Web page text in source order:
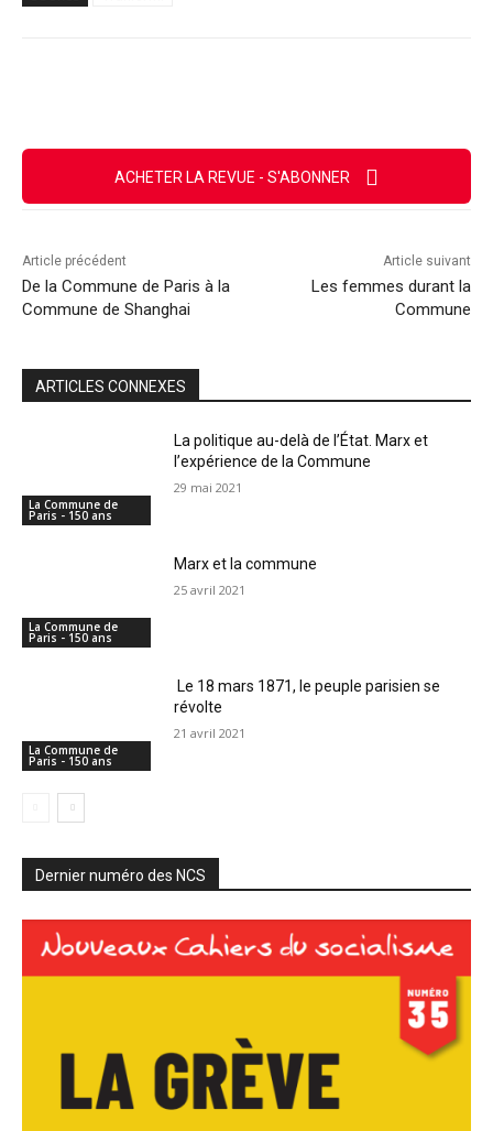
ACHETER LA REVUE - S'ABONNER
Article précédent
De la Commune de Paris à la
Commune de Shanghai
Article suivant
Les femmes durant la
Commune
ARTICLES CONNEXES
La Commune de
Paris - 150 ans
La politique au-delà de l’État. Marx et
l’expérience de la Commune
29 mai 2021
La Commune de
Paris - 150 ans
Marx et la commune
25 avril 2021
La Commune de
Paris - 150 ans
Le 18 mars 1871, le peuple parisien se
révolte
21 avril 2021
Dernier numéro des NCS